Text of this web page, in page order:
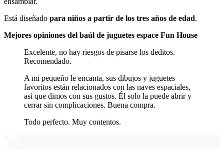
Está diseñado para niños a partir de los tres años de edad.
Mejores opiniones del baúl de juguetes espace Fun House
Excelente, no hay riesgos de pisarse los deditos.
Recomendado.
A mi pequeño le encanta, sus dibujos y juguetes
favoritos están relacionados con las naves espaciales,
así que dimos con sus gustos. Él solo la puede abrir y
cerrar sin complicaciones. Buena compra.
Todo perfecto. Muy contentos.